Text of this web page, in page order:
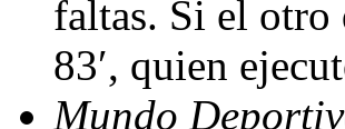
faltas. Si el otro
83′, quien
Mundo